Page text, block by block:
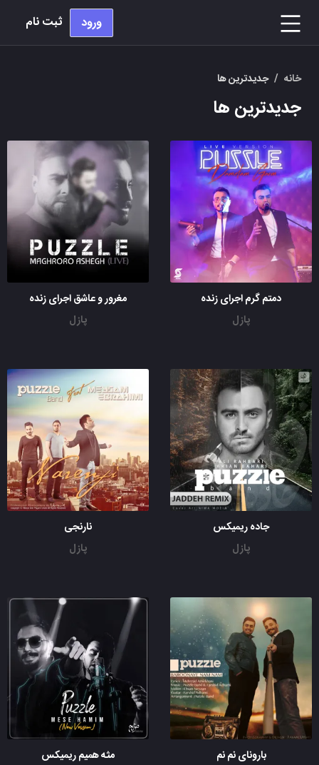
ورود ثبت نام
خانه / جدیدترین ها
جدیدترین ها
دمتم گرم اجرای زنده
پازل
مغرور و عاشق اجرای زنده
پازل
جاده ریمیکس
پازل
نارنجی
پازل
بارونای نم نم
مثه همیم ریمیکس